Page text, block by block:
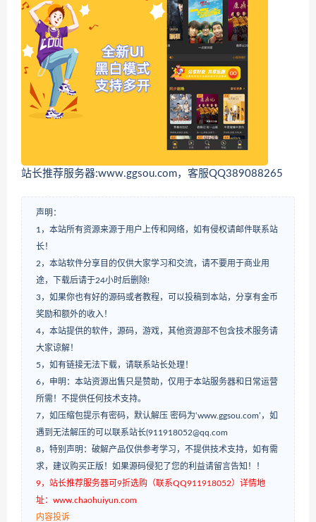
站长推荐服务器:www.ggsou.com，客服QQ389088265
声明：
1，本站所有资源来源于用户上传和网络，如有侵权请邮件联系站
长！
2，本站软件分享目的仅供大家学习和交流，请不要用于商业用
途，下载后请于24小时后删除!
3，如果你也有好的源码或者教程，可以投稿到本站，分享有金币
奖励和额外的收入！
4，本站提供的软件，源码，游戏，其他资源部不包含技术服务请
大家谅解！
5，如有链接无法下载，请联系站长处理！
6，申明：本站资源出售只是赞助，仅用于本站服务器和日常运营
所需！不提供任何技术支持。
7，如压缩包提示有密码，默认解压 密码为‘www.ggsou.com’，如
遇到无法解压的可以联系站长(911918052@qq.com
8，特别声明：破解产品仅供参考学习，不提供技术支持，如有需
求，建议购买正版！如果源码侵犯了您的利益请留言告知！！
9，站长推荐服务器可9折选购（联系QQ911918052）详情地
址：www.chaohuiyun.com
内容投诉